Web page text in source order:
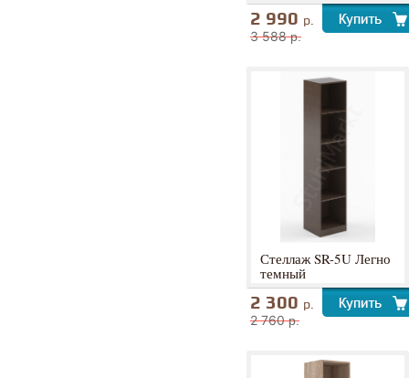
3 588р.
2 990 р.
Стеллаж SR-5U Легно
темный
2 760р.
2 300 р.